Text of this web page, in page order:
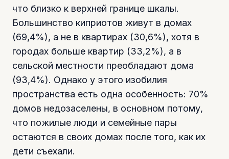
что близко к верхней границе шкалы.
Большинство киприотов живут в домах
(69,4%), а не в квартирах (30,6%), хотя в
городах больше квартир (33,2%), а в
сельской местности преобладают дома
(93,4%). Однако у этого изобилия
пространства есть одна особенность: 70%
домов недозаселены, в основном потому,
что пожилые люди и семейные пары
остаются в своих домах после того, как их
дети съехали.